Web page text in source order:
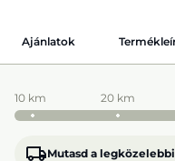
Ajánlatok
10 km 20 km
Mutasd a